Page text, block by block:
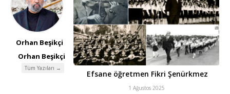
Orhan Beşikçi
Orhan Beşikçi
Tüm Yazıları →
Efsane öğretmen Fikri Şenürkmez
1 Ağustos 2025